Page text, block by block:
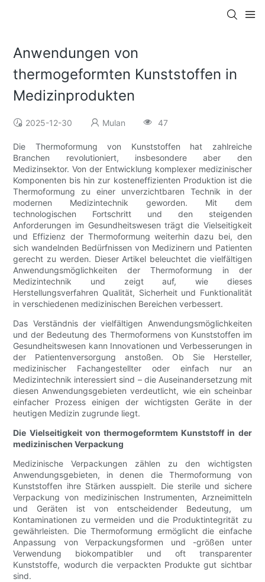
Anwendungen von
thermogeformten Kunststoffen in
Medizinprodukten
2025-12-30 Mulan 47
Die Thermoformung von Kunststoffen hat zahlreiche
Branchen revolutioniert, insbesondere aber den
Medizinsektor. Von der Entwicklung komplexer medizinischer
Komponenten bis hin zur kosteneffizienten Produktion ist die
Thermoformung zu einer unverzichtbaren Technik in der
modernen Medizintechnik geworden. Mit dem
technologischen Fortschritt und den steigenden
Anforderungen im Gesundheitswesen trägt die Vielseitigkeit
und Effizienz der Thermoformung weiterhin dazu bei, den
sich wandelnden Bedürfnissen von Medizinern und Patienten
gerecht zu werden. Dieser Artikel beleuchtet die vielfältigen
Anwendungsmöglichkeiten der Thermoformung in der
Medizintechnik und zeigt auf, wie dieses
Herstellungsverfahren Qualität, Sicherheit und Funktionalität
in verschiedenen medizinischen Bereichen verbessert.
Das Verständnis der vielfältigen Anwendungsmöglichkeiten
und der Bedeutung des Thermoformens von Kunststoffen im
Gesundheitswesen kann Innovationen und Verbesserungen in
der Patientenversorgung anstoßen. Ob Sie Hersteller,
medizinischer Fachangestellter oder einfach nur an
Medizintechnik interessiert sind – die Auseinandersetzung mit
diesen Anwendungsgebieten verdeutlicht, wie ein scheinbar
einfacher Prozess einigen der wichtigsten Geräte in der
heutigen Medizin zugrunde liegt.
Die Vielseitigkeit von thermogeformtem Kunststoff in der
medizinischen Verpackung
Medizinische Verpackungen zählen zu den wichtigsten
Anwendungsgebieten, in denen die Thermoformung von
Kunststoffen ihre Stärken ausspielt. Die sterile und sichere
Verpackung von medizinischen Instrumenten, Arzneimitteln
und Geräten ist von entscheidender Bedeutung, um
Kontaminationen zu vermeiden und die Produktintegrität zu
gewährleisten. Die Thermoformung ermöglicht die einfache
Anpassung von Verpackungsformen und -größen unter
Verwendung biokompatibler und oft transparenter
Kunststoffe, wodurch die verpackten Produkte gut sichtbar
sind.